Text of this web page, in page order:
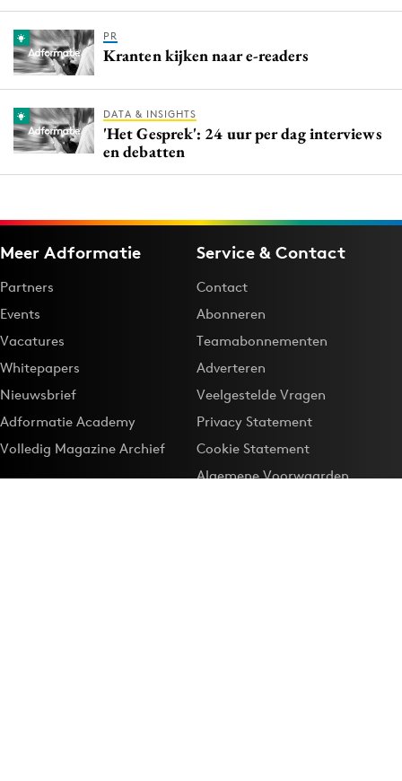
PR
Kranten kijken naar e-readers
DATA & INSIGHTS
'Het Gesprek': 24 uur per dag interviews
en debatten
Meer Adformatie
Partners
Events
Vacatures
Whitepapers
Nieuwsbrief
Adformatie Academy
Volledig Magazine Archief
Service & Contact
Contact
Abonneren
Teamabonnementen
Adverteren
Veelgestelde Vragen
Privacy Statement
Cookie Statement
Algemene Voorwaarden